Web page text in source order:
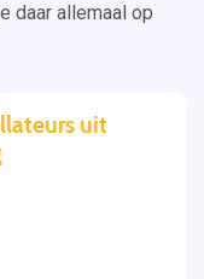
daar allemaal op
uit